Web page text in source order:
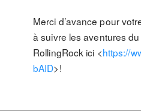
Merci d’avance pour
à suivre les aventures du
RollingRock ici <https://
bAID>!